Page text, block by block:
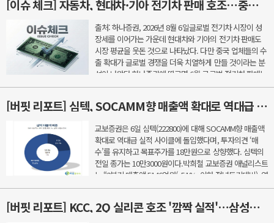
[이슈 체크] 자동차, 현대차·기아 전기차 판매 호조…중국 공세 속 경쟁력 시험대
출처: 하나증권, 2026년 8월 6일글로벌 전기차 시장이 성
장세를 이어가는 가운데 현대차와 기아의 전기차 판매도
시장 평균을 웃돈 것으로 나타났다. 다만 중국 업체들의 수
출 확대가 글로벌 경쟁을 더욱 치열하게 만들 것이라는 분
석이 나왔다.하나증권에 따르면 6월 글로벌 전기차 판매는
211만1000대로 지난해 같은 기간보다 11% 증가했다.
[버핏 리포트] 심텍, SOCAMM향 매출액 확대로 역대급 실적 사이클 돌입 – 교보
교보증권은 6일 심텍(222800)에 대해 SOCAMM향 매출액
확대로 역대급 실적 사이클에 돌입했다며, 투자의견 ‘매
수’를 유지하고 목표주가를 18만원으로 상향했다. 심텍의
전일 종가는 10만3000원이다.박희철 교보증권 애널리스트
는 “2분기 매출액 5146억원(+51%, 이하 전년동기대비), 영
업이익 629억원(+1035.3%), 영업이익률 12.2%을 기록했
[버핏 리포트] KCC, 2Q 실리콘 호조 '깜짝 실적'…삼성물산 배당 유입도 긍정적 - 삼성